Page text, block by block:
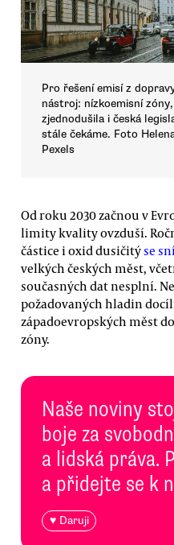
Pro řešení emisí z
nástroj: nízkoemisní
zjednodušila i česká
stále čekáme. Foto
Pexels
Od roku 2030 začnou v
limity kvality ovzduší.
částice i oxid dusičitýse
velkých českých měst,
současných dat nesplní.
požadovaných hladin
západoevropských měst
zóny.
Naše noviny
boje za
a lidská práva.
a přidejte se k
♥ Daruji